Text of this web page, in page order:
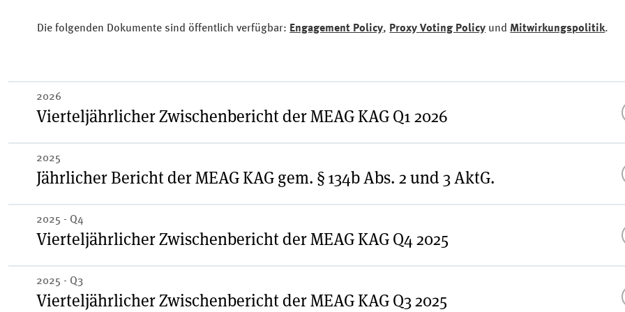
Die folgenden Dokumente sind öffentlich verfügbar: Engagement Policy, Proxy Voting Policy und Mitwirkungspolitik.
2026
Vierteljährlicher Zwischenbericht der MEAG KAG Q1 2026
Proxy Voting Zwischenbericht Q1 2026
2025
Jährlicher Bericht der MEAG KAG gem. § 134b Abs. 2 und 3 AktG.
MEAG Stimmrechtsausübung bei Hauptversammlungen 2025
2025 - Q4
Vierteljährlicher Zwischenbericht der MEAG KAG Q4 2025
Proxy Voting Zwischenbericht Q4 2025
2025 - Q3
Vierteljährlicher Zwischenbericht der MEAG KAG Q3 2025